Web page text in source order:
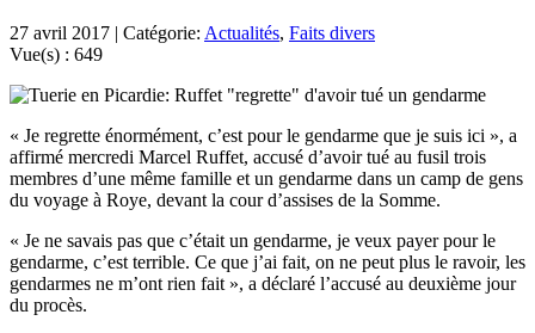
27 avril 2017 | Catégorie: Actualités, Faits divers
Vue(s) : 649
« Je regrette énormément, c’est pour le gendarme que je suis ici », a
affirmé mercredi Marcel Ruffet, accusé d’avoir tué au fusil trois
membres d’une même famille et un gendarme dans un camp de gens
du voyage à Roye, devant la cour d’assises de la Somme.
« Je ne savais pas que c’était un gendarme, je veux payer pour le
gendarme, c’est terrible. Ce que j’ai fait, on ne peut plus le ravoir, les
gendarmes ne m’ont rien fait », a déclaré l’accusé au deuxième jour
du procès.